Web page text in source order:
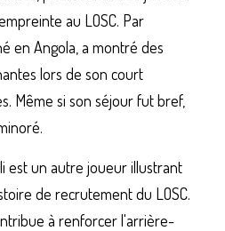
au LOSC. Par
en Angola, a montré des
lors de son court
Même si son séjour fut bref,
est un autre joueur illustrant
de recrutement du LOSC.
à renforcer l'arrière-